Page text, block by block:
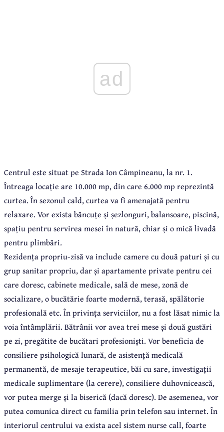
ad
Centrul este situat pe Strada Ion Câmpineanu, la nr. 1.
Întreaga locație are 10.000 mp, din care 6.000 mp reprezintă
curtea. În sezonul cald, curtea va fi amenajată pentru
relaxare. Vor exista băncuțe și șezlonguri, balansoare, piscină,
spațiu pentru servirea mesei în natură, chiar și o mică livadă
pentru plimbări.
Rezidența propriu-zisă va include camere cu două paturi și cu
grup sanitar propriu, dar și apartamente private pentru cei
care doresc, cabinete medicale, sală de mese, zonă de
socializare, o bucătărie foarte modernă, terasă, spălătorie
profesională etc. În privința serviciilor, nu a fost lăsat nimic la
voia întâmplării. Bătrânii vor avea trei mese și două gustări
pe zi, pregătite de bucătari profesioniști. Vor beneficia de
consiliere psihologică lunară, de asistență medicală
permanentă, de mesaje terapeutice, băi cu sare, investigații
medicale suplimentare (la cerere), consiliere duhovnicească,
vor putea merge și la biserică (dacă doresc). De asemenea, vor
putea comunica direct cu familia prin telefon sau internet. În
interiorul centrului va exista acel sistem nurse call, foarte